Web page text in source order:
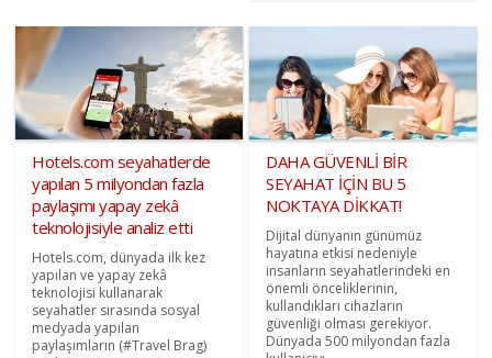
Hotels.com seyahatlerde
yapılan 5 milyondan fazla
paylaşımı yapay zekâ
teknolojisiyle analiz etti
Hotels.com, dünyada ilk kez
yapılan ve yapay zekâ
teknolojisi kullanarak
seyahatler sırasında sosyal
medyada yapılan
paylaşımların (#Travel Brag)
DAHA GÜVENLİ BİR
SEYAHAT İÇİN BU 5
NOKTAYA DİKKAT!
Dijital dünyanın günümüz
hayatına etkisi nedeniyle
insanların seyahatlerindeki en
önemli önceliklerinin,
kullandıkları cihazların
güvenliği olması gerekiyor.
Dünyada 500 milyondan fazla